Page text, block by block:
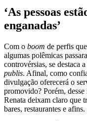
‘As pessoas
enganadas’
Com o boom de perfis
algumas polêmicas
controvérsias, se destaca
publis. Afinal, como
divulgação oferecerá o
promovido? Porém,
Renata deixam claro que
bares, restaurantes e afins.